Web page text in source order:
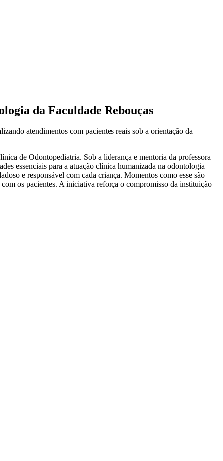
da Faculdade Rebouças
atendimentos com pacientes reais sob a orientação da
de Odontopediatria. Sob a liderança e mentoria da professora
essenciais para a atuação clínica humanizada na odontologia
e responsável com cada criança. Momentos como esse são
os pacientes. A iniciativa reforça o compromisso da instituição